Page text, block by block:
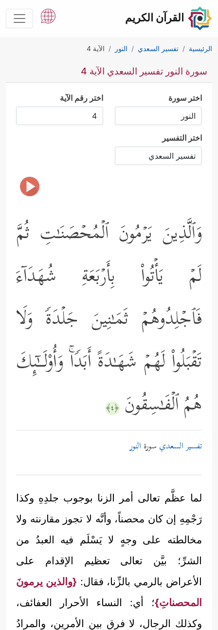
القرآن الكريم
الرئيسية تفسير السعدي النور الآية 4
سورة النور تفسير السعدي الآية 4
اختر سورة اختر رقم الآية
اختر التفسير
وَٱلَّذِینَ یَرۡمُونَ ٱلۡمُحۡصَنَـٰتِ ثُمَّ
لَمۡ یَأۡتُواْ بِأَرۡبَعَةِ شُهَدَاۤءَ
فَٱجۡلِدُوهُمۡ ثَمَـٰنِینَ جَلۡدَةࣰ وَلَا
تَقۡبَلُواْ لَهُمۡ شَهَـٰدَةً أَبَدࣰاۚ وَأُوْلَــٰۤىِٕكَ
هُمُ ٱلۡفَـٰسِقُونَ ﴿٤﴾
تفسير السعدي سورة النور
لما عظَّم تعالى أمر الزنا بوجوب جلدِهِ وكذا
رَجْمِهِ إن كان محصناً، وأنَّه لا تجوز مقارنته ولا
مخالطته على وجهٍ لا يَسْلَم فيه العبدُ من
الشرِّ؛ بيَّن تعالى تعظيم الإقدام على
الأعراض بالرمي بالزِّنا، فقال: {والذين يرمونَ
المحصناتِ}؛ أي: النساء الأحرار العفائف،
وكذلك الرجال، لا فرق بين الأمرين، والمرادُ